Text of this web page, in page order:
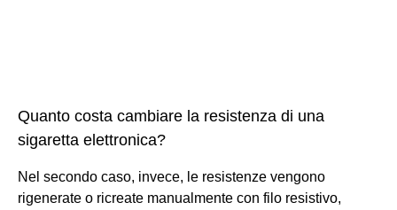
Quanto costa cambiare la resistenza di una
sigaretta elettronica?
Nel secondo caso, invece, le resistenze vengono
rigenerate o ricreate manualmente con filo resistivo,